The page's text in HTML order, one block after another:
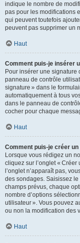
indique le nombre de
pas pour les modifications
qui peuvent toutefois
peuvent pas supprimer un
Haut
Comment puis-je insérer
Pour insérer une signature
panneau de contrôle
signature » dans le
automatiquement à tous
dans le panneau de
cocher pour chaque
Haut
Comment puis-je créer un
Lorsque vous rédigez un
cliquez sur l’onglet «
l’onglet n’apparaît pas,
des sondages. Saisissez
champs prévus, chaque
nombre d’options
utilisateur ». Vous pouvez
ou non la modification des
Haut